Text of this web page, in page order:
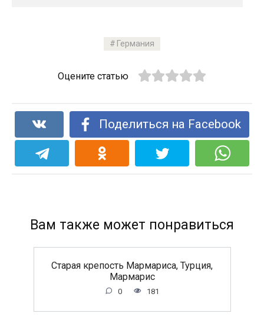
Германия
Оцените статью
Поделиться на Facebook
Вам также может понравиться
Старая крепость Мармариса, Турция,
Мармарис
0 181